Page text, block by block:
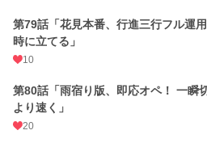
第79話「花見本番、行進三行フル運
時に立てる」
10
第80話「雨宿り版、即応オペ！ 一瞬
より速く」
20